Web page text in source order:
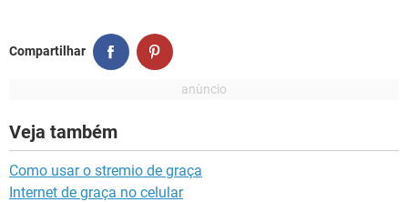
Compartilhar
Veja também
Como usar o stremio de graça
Internet de graça no celular